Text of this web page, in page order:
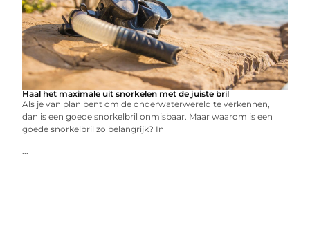
Haal het maximale uit snorkelen met de juiste bril
Als je van plan bent om de onderwaterwereld te verkennen,
dan is een goede snorkelbril onmisbaar. Maar waarom is een
goede snorkelbril zo belangrijk? In
...